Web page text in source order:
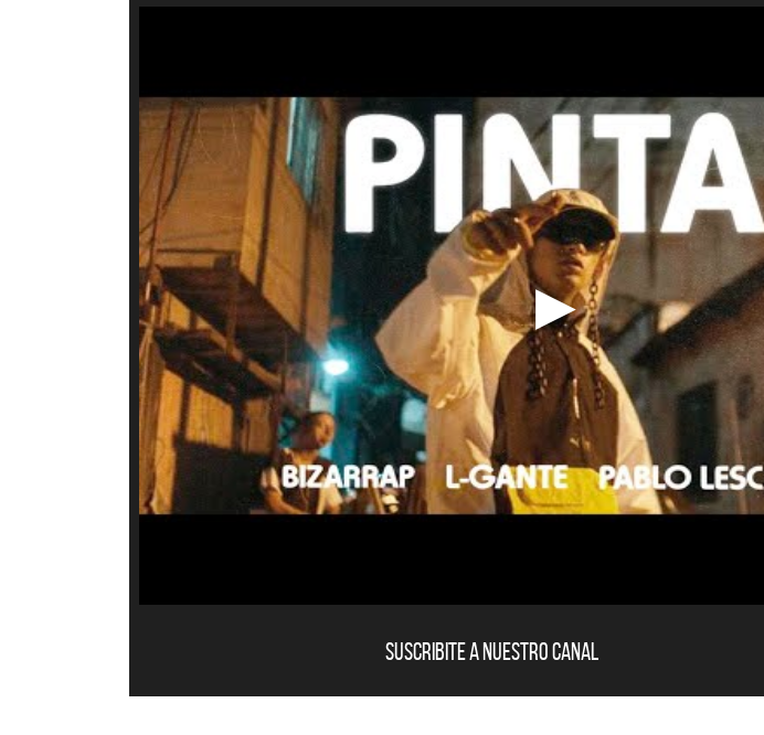
Suscribite a nuestro canal
La Muela y Sus Amigos
QUE NO SE MUELA LA MUELA - SINGLE